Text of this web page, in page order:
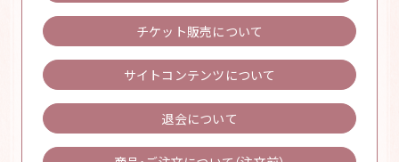
チケット販売について
サイトコンテンツについて
退会について